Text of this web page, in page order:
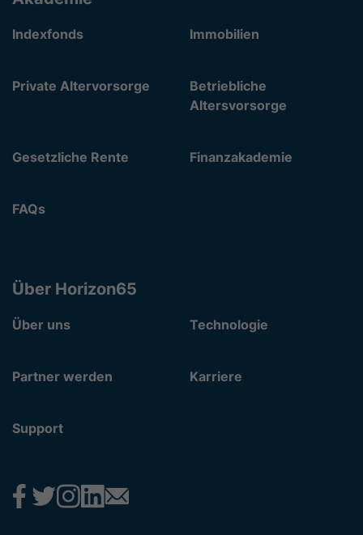
Indexfonds Immobilien
Private Altervorsorge
Betriebliche
Altersvorsorge
Gesetzliche Rente Finanzakademie
FAQs
Über Horizon65
Über uns Technologie
Partner werden Karriere
Support